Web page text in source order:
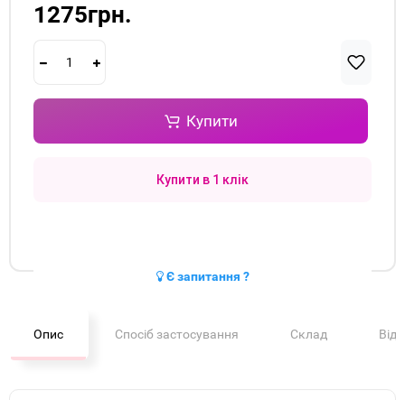
1275грн.
Купити
Купити в 1 клік
Є запитання ?
Опис Спосіб застосування Склад